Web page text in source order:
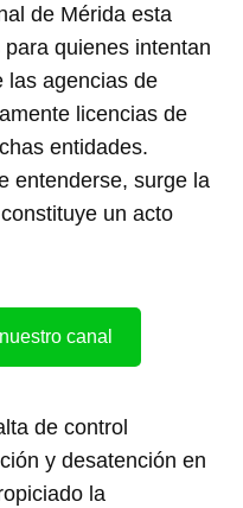
de Mérida esta
quienes intentan
las agencias de
licencias de
entidades.
entenderse, surge la
un acto
canal
de control
y desatención en
la